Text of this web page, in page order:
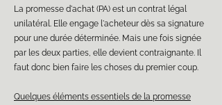
La promesse d'achat (PA) est un contrat légal
unilatéral. Elle engage l'acheteur dès sa signature
pour une durée déterminée. Mais une fois signée
par les deux parties, elle devient contraignante. Il
faut donc bien faire les choses du premier coup.
Quelques éléments essentiels de la promesse